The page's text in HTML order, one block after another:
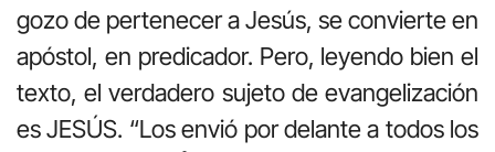
gozo de pertenecer a Jesús, se convierte en
apóstol, en predicador. Pero, leyendo bien el
texto, el verdadero sujeto de evangelización
es JESÚS. “Los envió por delante a todos los